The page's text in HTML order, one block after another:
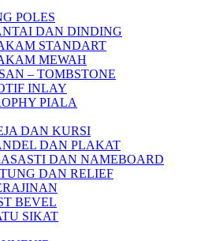
POLES
DAN DINDING
STANDART
MEWAH
– TOMBSTONE
INLAY
PIALA
DAN KURSI
DAN PLAKAT
DAN NAMEBOARD
DAN RELIEF
BEVEL
SIKAT